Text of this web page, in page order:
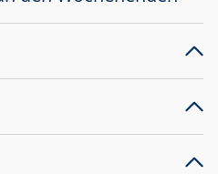
am
der Bahnstraße in